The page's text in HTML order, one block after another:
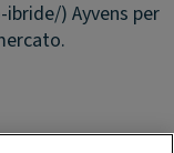
) Ayvens per